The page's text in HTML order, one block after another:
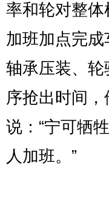
率和轮对整
加班加点完
轴承压装、
序抢出时间
说：“宁可牺
人加班。”